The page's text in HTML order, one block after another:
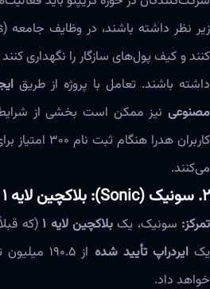
کنند و کیف پول‌های سازگار را نگهداری
داشته باشند. تعامل با پروژه از طریق
مصنوعی
کاربران هدرا
می‌کنند.
۲. سونیک (Sonic): بلاکچین لایه ۱ و ایردراپ توکن S
تمرکز: سونیک، یکبلاکچین لایه ۱
یکایردراپ تأیید شده
خواهد داد.